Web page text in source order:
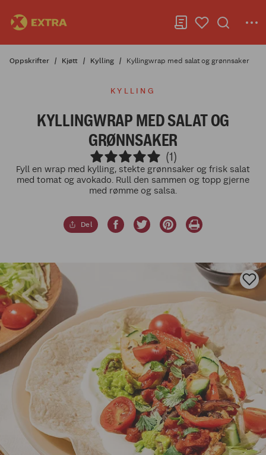
Oppskrifter Kjøtt Kylling Kyllingwrap med salat og grønnsaker
KYLLING
KYLLINGWRAP MED SALAT OG
GRØNNSAKER
(1)
Fyll en wrap med kylling, stekte grønnsaker og frisk salat
med tomat og avokado. Rull den sammen og topp gjerne
med rømme og salsa.
Del